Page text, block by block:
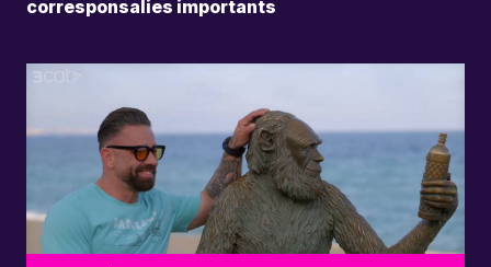
corresponsalies importants